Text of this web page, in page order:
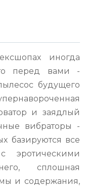
иногда
перед вами -
будущего
и заядлый
вибраторы -
базируются все
эротическими
сплошная
и содержания,